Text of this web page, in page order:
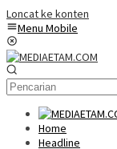
Loncat ke konten
Menu Mobile
Home
Headline